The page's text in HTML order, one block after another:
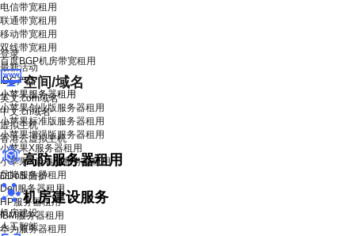
电信带宽租用
联通带宽租用
移动带宽租用
双线带宽租用
百度BGP机房带宽租用
空间/域名
英文.com域名
中文.cn域名
虚拟主机
香港云虚拟主机
高防服务器租用
DDoS 防护
机房建设服务
机房建设
人工智能
登录
最新活动
IDC产品
小苹果服务器租用
小苹果创业版服务器租用
小苹果标准版服务器租用
小苹果增强版服务器租用
小苹果X服务器租用
小苹果X青春版服务器租用
品牌服务器租用
Dell服务器租用
HP服务器租用
IBM服务器租用
华为服务器租用